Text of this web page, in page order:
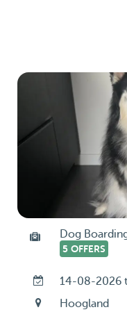
Dog
5 OFFERS
14-08-2026
Hoogland